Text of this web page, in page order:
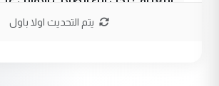
نتشرف بلقاء السيد احمد الصافي في
يتم التحديث اولا باول